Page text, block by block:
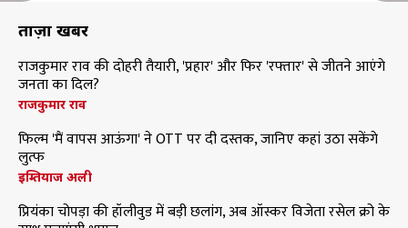
ताज़ा खबरें
राजकुमार राव की दोहरी तैयारी, 'प्रहार' और फिर 'रफ्तार' से जीतने आएंगे
जनता का दिल?
राजकुमार राव
फिल्म 'मैं वापस आऊंगा' ने OTT पर दी दस्तक, जानिए कहां उठा सकेंगे
लुत्फ
इम्तियाज अली
प्रियंका चोपड़ा की हॉलीवुड में बड़ी छलांग, अब ऑस्कर विजेता रसेल क्रो के